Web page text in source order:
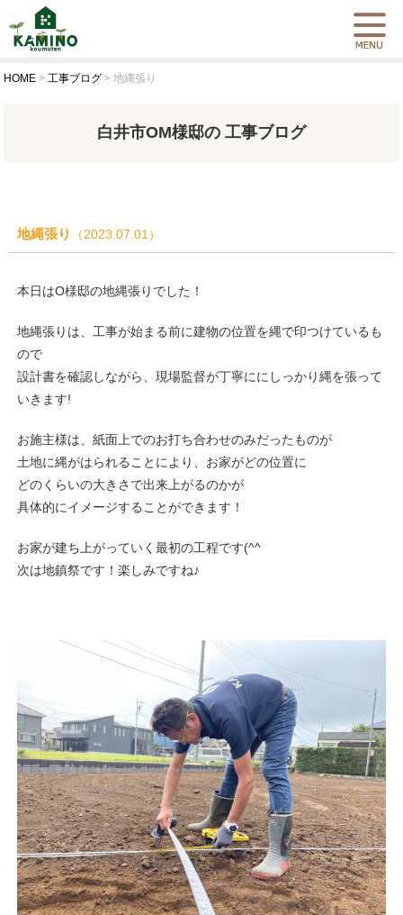
HOME >工事ブログ >地縄張り
白井市OM様邸の 工事ブログ
地縄張り （2023.07.01）
本日はO様邸の地縄張りでした！
地縄張りは、工事が始まる前に建物の位置を縄で印つけているも
ので
設計書を確認しながら、現場監督が丁寧ににしっかり縄を張って
いきます!
お施主様は、紙面上でのお打ち合わせのみだったものが
土地に縄がはられることにより、お家がどの位置に
どのくらいの大きさで出来上がるのかが
具体的にイメージすることができます！
お家が建ち上がっていく最初の工程です(^^
次は地鎮祭です！楽しみですね♪